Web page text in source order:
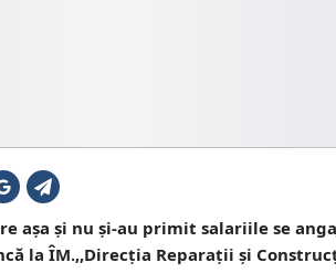
așa și nu și-au primit salariile se
la ÎM.,,Direcția Reparații și